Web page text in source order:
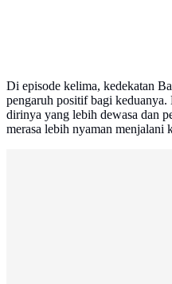
Di episode kelima, kedekatan
pengaruh positif bagi keduanya.
dirinya yang lebih dewasa dan
merasa lebih nyaman